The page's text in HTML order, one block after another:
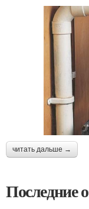
читать дальше →
Последние